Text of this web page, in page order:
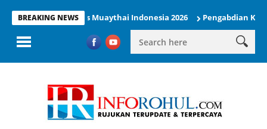
BREAKING NEWS
di Kejurnas Muaythai Indonesia 2026 Pengabdian